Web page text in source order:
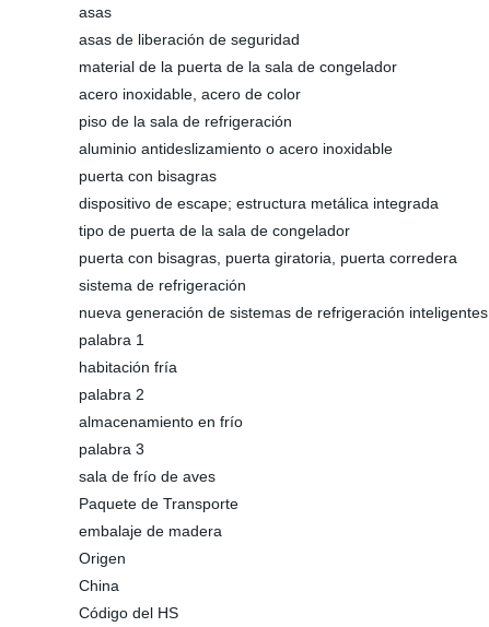
asas
asas de liberación de seguridad
material de la puerta de la sala de congelador
acero inoxidable, acero de color
piso de la sala de refrigeración
aluminio antideslizamiento o acero inoxidable
puerta con bisagras
dispositivo de escape; estructura metálica integrada
tipo de puerta de la sala de congelador
puerta con bisagras, puerta giratoria, puerta corredera
sistema de refrigeración
nueva generación de sistemas de refrigeración inteligentes
palabra 1
habitación fría
palabra 2
almacenamiento en frío
palabra 3
sala de frío de aves
Paquete de Transporte
embalaje de madera
Origen
China
Código del HS